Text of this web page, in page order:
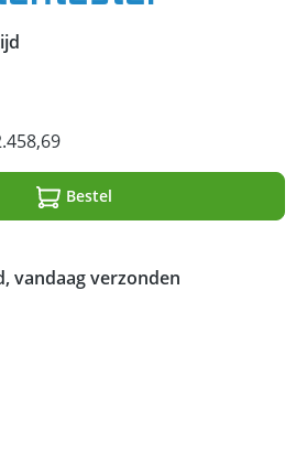
Bestel
vandaag verzonden